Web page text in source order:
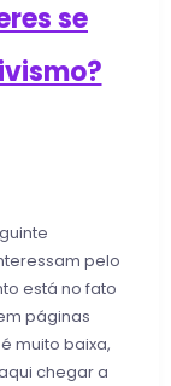
se
pelo
está no fato
páginas
muito baixa,
chegar a